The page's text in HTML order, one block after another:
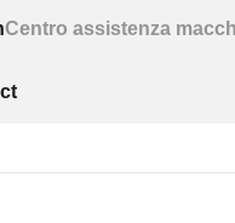
Centro assistenza